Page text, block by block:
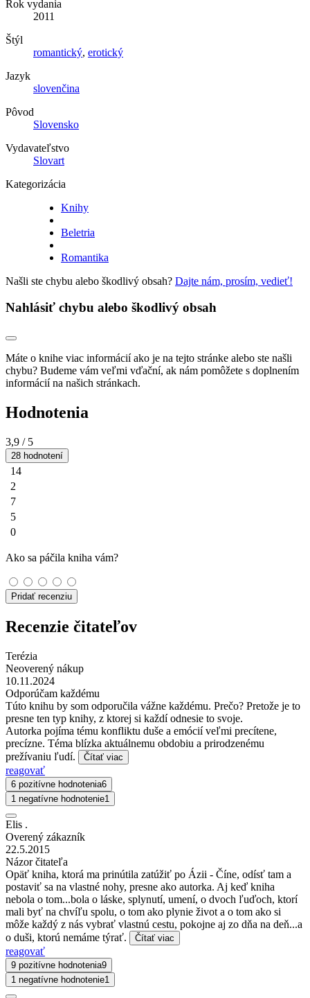
Rok vydania
2011
Štýl
romantický, erotický
Jazyk
slovenčina
Pôvod
Slovensko
Vydavateľstvo
Slovart
Kategorizácia
Knihy
Beletria
Romantika
Našli ste chybu alebo škodlivý obsah? Dajte nám, prosím, vedieť!
Nahlásiť chybu alebo škodlivý obsah
Máte o knihe viac informácií ako je na tejto stránke alebo ste našli
chybu? Budeme vám veľmi vďační, ak nám pomôžete s doplnením
informácií na našich stránkach.
Hodnotenia
3,9 / 5
28 hodnotení
14
2
7
5
0
Ako sa páčila kniha vám?
Pridať recenziu
Recenzie čitateľov
Terézia
Neoverený nákup
10.11.2024
Odporúčam každému
Túto knihu by som odporučila vážne každému. Prečo? Pretože je to
presne ten typ knihy, z ktorej si každí odnesie to svoje.
Autorka pojíma tému konfliktu duše a emócií veľmi precítene,
precízne. Téma blízka aktuálnemu obdobiu a prirodzenému
prežívaniu ľudí.
Čítať viac
reagovať
6 pozitívne hodnotenia6
1 negatívne hodnotenie1
Elis .
Overený zákazník
22.5.2015
Názor čitateľa
Opäť kniha, ktorá ma prinútila zatúžiť po Ázii - Číne, odísť tam a
postaviť sa na vlastné nohy, presne ako autorka. Aj keď kniha
nebola o tom...bola o láske, splynutí, umení, o dvoch ľuďoch, ktorí
mali byť na chvíľu spolu, o tom ako plynie život a o tom ako si
môže každý z nás vybrať vlastnú cestu, pokojne aj zo dňa na deň...a
o duši, ktorú nemáme týrať.
Čítať viac
reagovať
9 pozitívne hodnotenia9
1 negatívne hodnotenie1